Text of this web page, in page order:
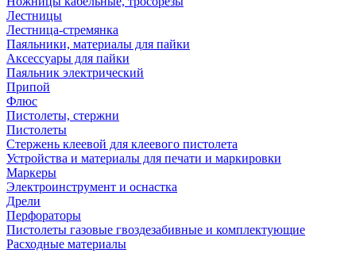
Лестницы
Лестница-стремянка
Паяльники, материалы для пайки
Аксессуары для пайки
Паяльник электрический
Припой
Флюс
Пистолеты, стержни
Пистолеты
Стержень клеевой для клеевого пистолета
Устройства и материалы для печати и маркировки
Маркеры
Электроинструмент и оснастка
Дрели
Перфораторы
Пистолеты газовые гвоздезабивные и комплектующие
Расходные материалы